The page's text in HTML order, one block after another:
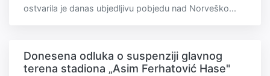
ostvarila je danas ubjedljivu pobjedu nad Norveško...
Donesena odluka o suspenziji glavnog
terena stadiona „Asim Ferhatović Hase"